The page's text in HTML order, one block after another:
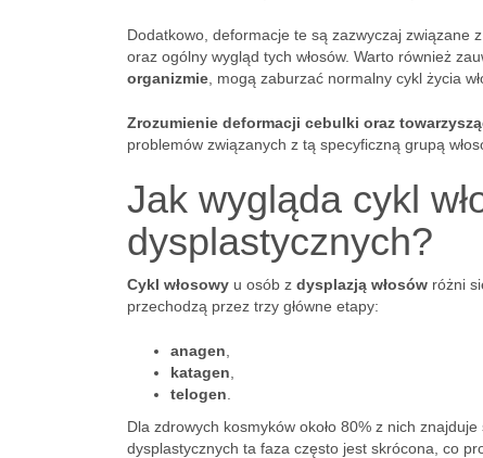
Dodatkowo, deformacje te są zazwyczaj związane z
oraz ogólny wygląd tych włosów. Warto również
organizmie , mogą zaburzać normalny cykl życia
Zrozumienie deformacji cebulki oraz
problemów związanych z tą specyficzną grupą
Jak wygląda cykl
dysplastycznych?
Cykl włosowy u osób z dysplazją włosów różni
przechodzą przez trzy główne etapy:
anagen
katagen
telogen
Dla zdrowych kosmyków około 80% z nich
dysplastycznych ta faza często jest skrócona, co